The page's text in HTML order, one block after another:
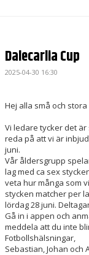
KONTAKT
Dalecarlia Cup
2025-04-30 16:30
Hej alla små och
Vi ledare tycker det
reda på att vi är
juni.
Vår åldersgrupp
lag med ca sex
veta hur många som
stycken matcher per
lördag 28 juni.
Gå in i appen och
meddela att du inte
Fotbollshälsningar,
Sebastian, Johan och